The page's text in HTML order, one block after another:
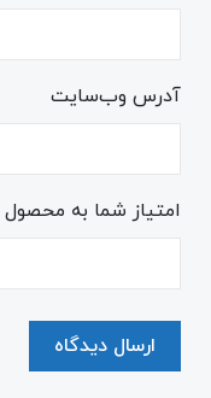
آدرس وب‌سایت
امتیاز شما به محصول
ارسال دیدگاه